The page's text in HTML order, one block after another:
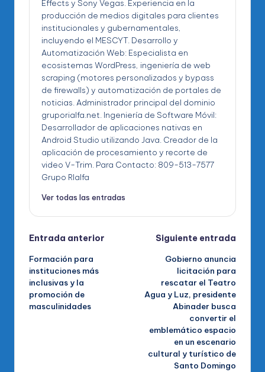
Effects y Sony Vegas. Experiencia en la
producción de medios digitales para clientes
institucionales y gubernamentales,
incluyendo el MESCYT. Desarrollo y
Automatización Web: Especialista en
ecosistemas WordPress, ingeniería de web
scraping (motores personalizados y bypass
de firewalls) y automatización de portales de
noticias. Administrador principal del dominio
gruporialfa.net. Ingeniería de Software Móvil:
Desarrollador de aplicaciones nativas en
Android Studio utilizando Java. Creador de la
aplicación de procesamiento y recorte de
video V-Trim. Para Contacto: 809-513-7577
Grupo RIalfa
Ver todas las entradas
Navegación
de
entradas
Entrada anterior
Formación para
instituciones más
inclusivas y la
promoción de
masculinidades
Siguiente entrada
Gobierno anuncia
licitación para
rescatar el Teatro
Agua y Luz, presidente
Abinader busca
convertir el
emblemático espacio
en un escenario
cultural y turístico de
Santo Domingo